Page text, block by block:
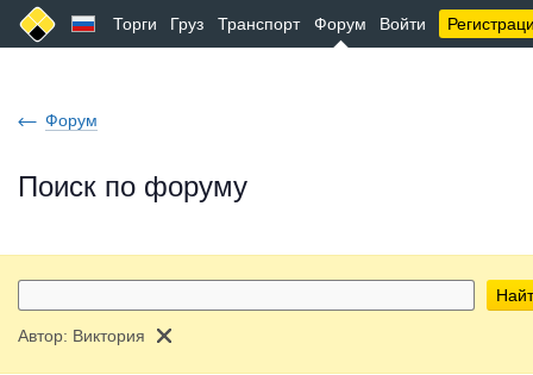
Торги Груз Транспорт Форум Войти
Форум
Поиск по форуму
Автор: Виктория